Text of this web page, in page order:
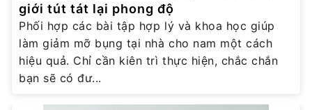
giới tút tát lại phong độ
Phối hợp các bài tập hợp lý và khoa học giúp
làm giảm mỡ bụng tại nhà cho nam một cách
hiệu quả. Chỉ cần kiên trì thực hiện, chắc chắn
bạn sẽ có đư...